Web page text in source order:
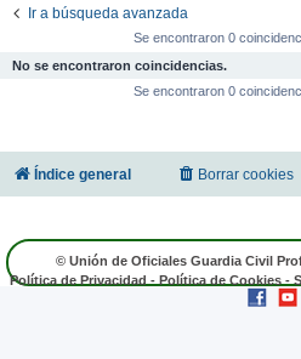
Ir a búsqueda avanzada
Se encontraron 0
No se encontraron coincidencias.
Se encontraron 0
Índice general Borrar cookies
© Unión de Oficiales Guardia Civil
Política de Privacidad-Política de Cookies-